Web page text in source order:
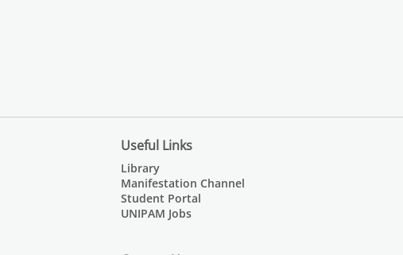
Useful Links
Library
Manifestation Channel
Student Portal
UNIPAM Jobs